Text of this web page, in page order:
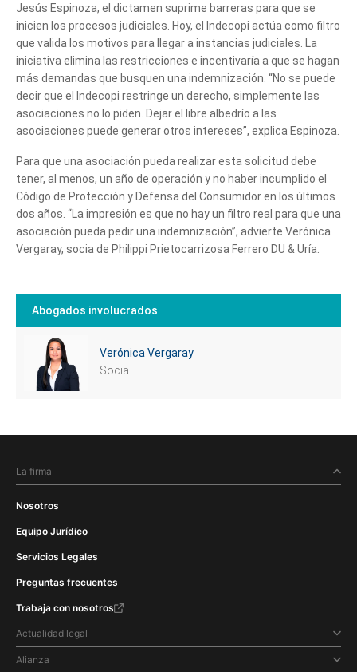
Jesús Espinoza, el dictamen suprime barreras para que se
inicien los procesos judiciales. Hoy, el Indecopi actúa como filtro
que valida los motivos para llegar a instancias judiciales. La
iniciativa elimina las restricciones e incentivaría a que se hagan
más demandas que busquen una indemnización. “No se puede
decir que el Indecopi restringe un derecho, simplemente las
asociaciones no lo piden. Dejar el libre albedrío a las
asociaciones puede generar otros intereses”, explica Espinoza.
Para que una asociación pueda realizar esta solicitud debe
tener, al menos, un año de operación y no haber incumplido el
Código de Protección y Defensa del Consumidor en los últimos
dos años. “La impresión es que no hay un filtro real para que una
asociación pueda pedir una indemnización”, advierte Verónica
Vergaray, socia de Philippi Prietocarrizosa Ferrero DU & Uría.
Abogados involucrados
Verónica Vergaray
Socia
La firma
Nosotros
Equipo Jurídico
Servicios Legales
Preguntas frecuentes
Trabaja con nosotros
Actualidad legal
Alianza